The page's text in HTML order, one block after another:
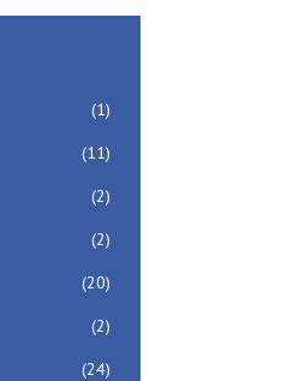
(1)
(11)
(2)
(2)
(20)
(2)
(24)